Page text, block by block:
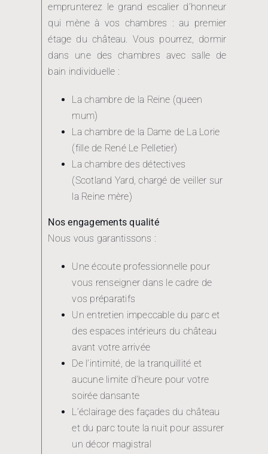
emprunterez le grand escalier d’honneur
qui mène à vos chambres : au premier
étage du château. Vous pourrez, dormir
dans une des chambres avec salle de
bain individuelle :
La chambre de la Reine (queen
mum)
La chambre de la Dame de La Lorie
(fille de René Le Pelletier)
La chambre des détectives
(Scotland Yard, chargé de veiller sur
la Reine mère)
Nos engagements qualité
Nous vous garantissons :
Une écoute professionnelle pour
vous renseigner dans le cadre de
vos préparatifs
Un entretien impeccable du parc et
des espaces intérieurs du château
avant votre arrivée
De l’intimité, de la tranquillité et
aucune limite d’heure pour votre
soirée dansante
L’éclairage des façades du château
et du parc toute la nuit pour assurer
un décor magistral